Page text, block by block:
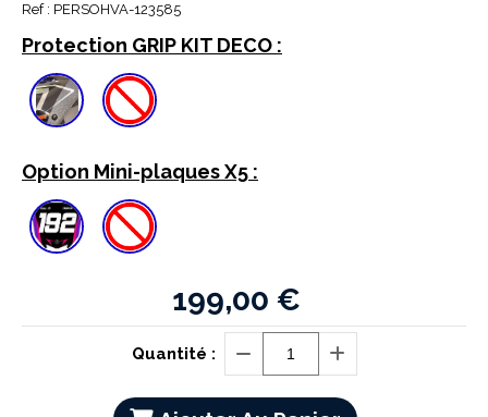
Ref : PERSOHVA-123585
Protection GRIP KIT DECO :
Option Mini-plaques X5 :
199,00 €
Quantité :